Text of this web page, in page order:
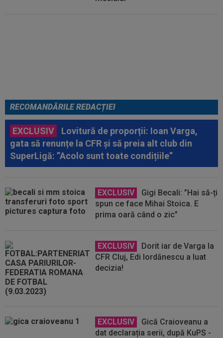
RECOMANDĂRILE REDACȚIEI
EXCLUSIV
Lovitură de proporții: Ioan Varga,
gata să renunțe la CFR și să preia alt club din
SuperLigă: ”Acolo sunt toate condițiile”
EXCLUSIV
Gigi Becali: ”Hai să-ți
spun ce face Mihai Stoica. E
prima oară când o zic”
EXCLUSIV
Dorit iar de Varga la
CFR Cluj, Edi Iordănescu a luat
decizia!
EXCLUSIV
Gică Craioveanu a
dat declarația serii, după KuPS -